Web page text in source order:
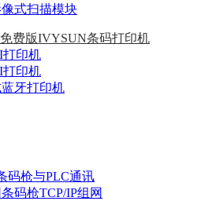
式扫描模块
费版IVYSUN条码打印机
打印机
打印机
牙打印机
码枪与PLC通讯
码枪TCP/IP组网